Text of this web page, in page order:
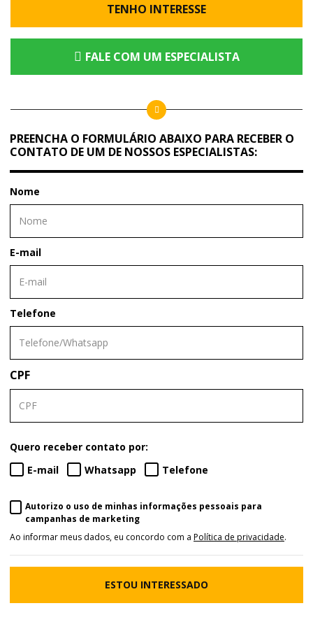
TENHO INTERESSE
FALE COM UM ESPECIALISTA
PREENCHA O FORMULÁRIO ABAIXO PARA RECEBER O
CONTATO DE UM DE NOSSOS ESPECIALISTAS:
Nome
E-mail
Telefone
CPF
Quero receber contato por:
E-mail
Whatsapp Telefone
Autorizo o uso de minhas informações pessoais para
campanhas de marketing
Ao informar meus dados, eu concordo com a Política de privacidade.
ESTOU INTERESSADO